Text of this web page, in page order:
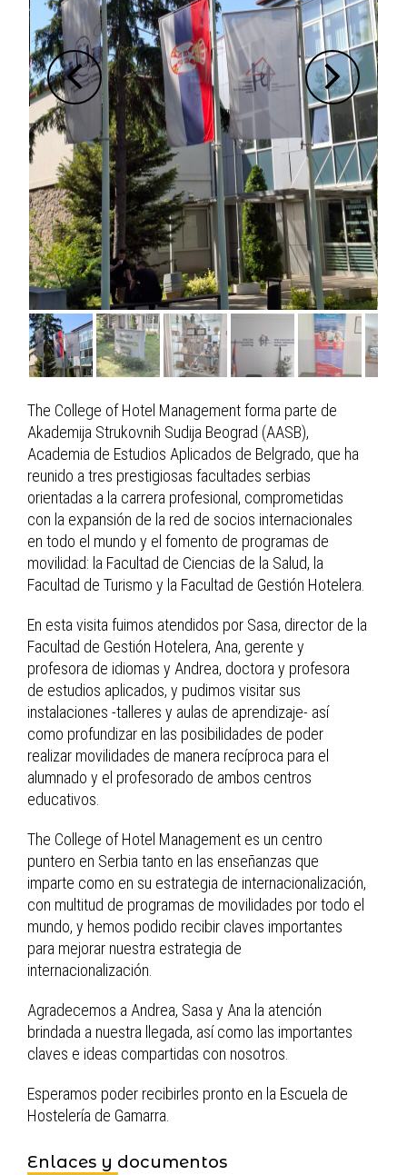
The College of Hotel Management forma parte de
Akademija Strukovnih Sudija Beograd (AASB),
Academia de Estudios Aplicados de Belgrado, que ha
reunido a tres prestigiosas facultades serbias
orientadas a la carrera profesional, comprometidas
con la expansión de la red de socios internacionales
en todo el mundo y el fomento de programas de
movilidad: la Facultad de Ciencias de la Salud, la
Facultad de Turismo y la Facultad de Gestión Hotelera.
En esta visita fuimos atendidos por Sasa, director de la
Facultad de Gestión Hotelera, Ana, gerente y
profesora de idiomas y Andrea, doctora y profesora
de estudios aplicados, y pudimos visitar sus
instalaciones -talleres y aulas de aprendizaje- así
como profundizar en las posibilidades de poder
realizar movilidades de manera recíproca para el
alumnado y el profesorado de ambos centros
educativos.
The College of Hotel Management es un centro
puntero en Serbia tanto en las enseñanzas que
imparte como en su estrategia de internacionalización,
con multitud de programas de movilidades por todo el
mundo, y hemos podido recibir claves importantes
para mejorar nuestra estrategia de
internacionalización.
Agradecemos a Andrea, Sasa y Ana la atención
brindada a nuestra llegada, así como las importantes
claves e ideas compartidas con nosotros.
Esperamos poder recibirles pronto en la Escuela de
Hostelería de Gamarra.
Enlaces y documentos